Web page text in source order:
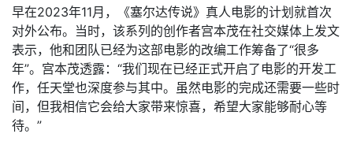
早在2023年11月，《塞尔达传说》真人电影的计划就首次
对外公布。当时，该系列的创作者宫本茂在社交媒体上发文
表示，他和团队已经为这部电影的改编工作筹备了“很多
年”。宫本茂透露：“我们现在已经正式开启了电影的开发工
作，任天堂也深度参与其中。虽然电影的完成还需要一些时
间，但我相信它会给大家带来惊喜，希望大家能够耐心等
待。”